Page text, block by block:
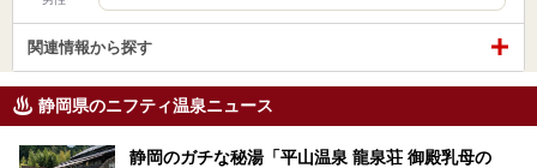
関連情報から探す
静岡県のニフティ温泉ニュース
静岡のガチな秘湯「平山温泉 龍泉荘 御殿乳母の